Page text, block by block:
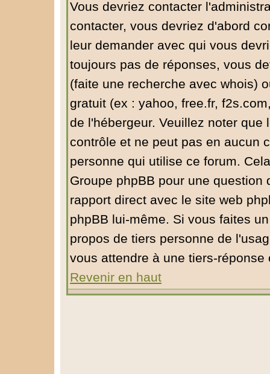
Vous devriez contacter
contacter, vous devriez d'abord
leur demander avec qui vous
toujours pas de réponses, vous
(faite une recherche avec whois)
gratuit (ex : yahoo, free.fr,
de l'hébergeur. Veuillez noter
contrôle et ne peut pas en aucun
personne qui utilise ce forum.
Groupe phpBB pour une
rapport direct avec le site web
phpBB lui-même. Si vous faites
propos de tiers personne de
vous attendre à une tiers-
Revenir en haut